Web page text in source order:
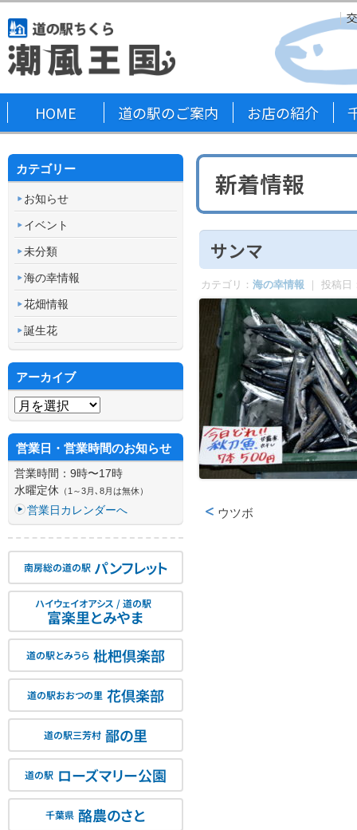
HOME 道の駅のご案内 お店の紹介
新着情報
サンマ
カテゴリ： 海の幸情報 ｜ 投稿日
ウツボ
カテゴリー
お知らせ
イベント
未分類
海の幸情報
花畑情報
誕生花
アーカイブ
アーカイブ
営業日・営業時間のお知らせ
営業時間：9時〜17時
水曜定休 （1～3月､8月は無休）
営業日カレンダーへ
南房総の道の駅 パンフレット
ハイウェイオアシス / 道の駅
富楽里とみやま
道の駅とみうら 枇杷倶楽部
道の駅おおつの里 花倶楽部
道の駅三芳村 鄙の里
道の駅 ローズマリー公園
千葉県 酪農のさと